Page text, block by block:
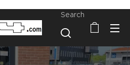
Search